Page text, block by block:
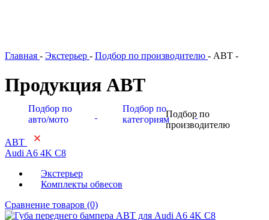
Главная - Экстерьер - Подбор по производителю - ABT -
Продукция ABT
Подбор по
авто/мото
Подбор по
категориям
Подбор по
производителю
ABT
Audi A6 4K C8
Экстерьер
Комплекты обвесов
Сравнение товаров (0)